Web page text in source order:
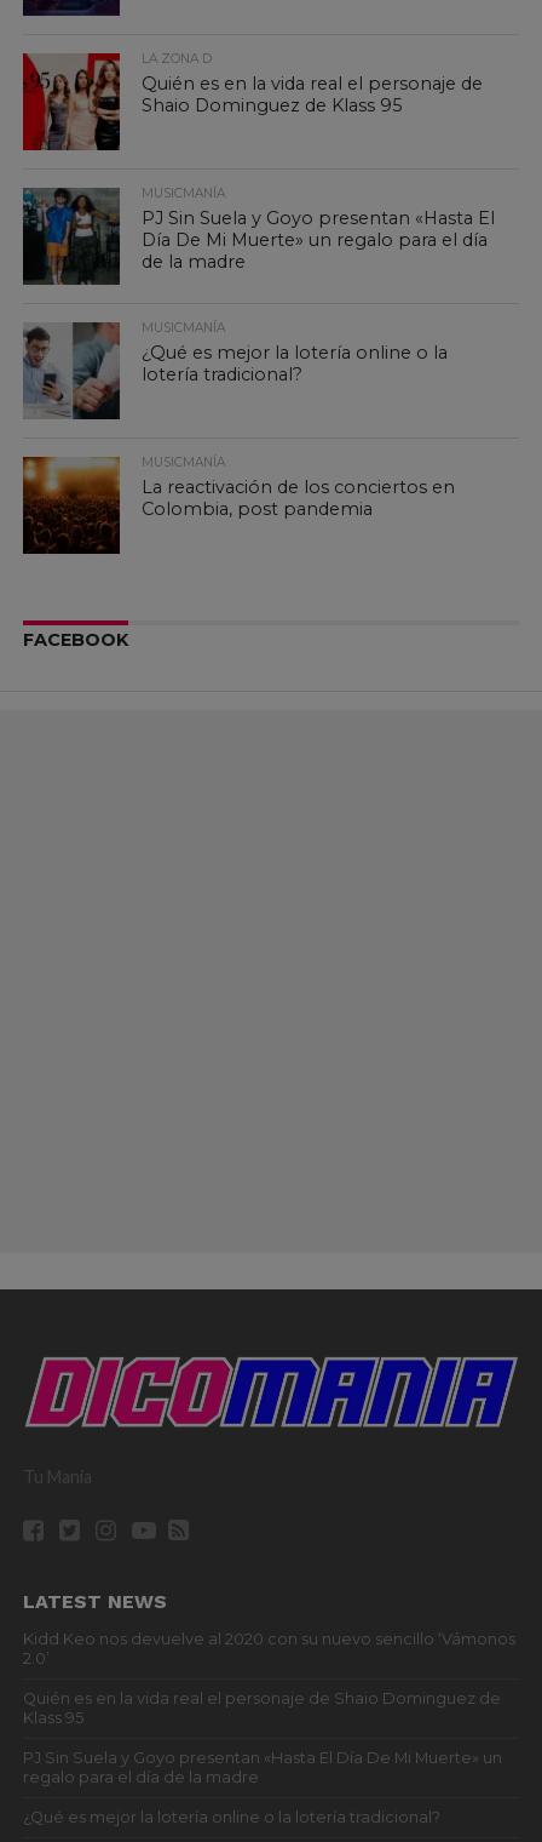
LA ZONA D
Quién es en la vida real el personaje de
Shaio Dominguez de Klass 95
MUSICMANÍA
PJ Sin Suela y Goyo presentan «Hasta El
Día De Mi Muerte» un regalo para el día
de la madre
MUSICMANÍA
¿Qué es mejor la lotería online o la
lotería tradicional?
MUSICMANÍA
La reactivación de los conciertos en
Colombia, post pandemia
FACEBOOK
Tu Mania
LATEST NEWS
Kidd Keo nos devuelve al 2020 con su nuevo sencillo ‘Vámonos
2.0’
Quién es en la vida real el personaje de Shaio Dominguez de
Klass 95
PJ Sin Suela y Goyo presentan «Hasta El Día De Mi Muerte» un
regalo para el día de la madre
¿Qué es mejor la lotería online o la lotería tradicional?